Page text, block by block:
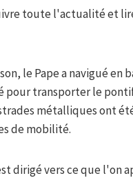
toute l'actualité et
le Pape a navigué
pour transporter le
métalliques ont
de mobilité.
dirigé vers ce que l'on